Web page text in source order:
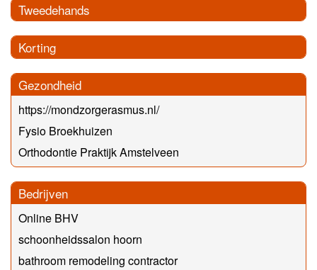
Tweedehands
Korting
Gezondheid
https://mondzorgerasmus.nl/
Fysio Broekhuizen
Orthodontie Praktijk Amstelveen
Bedrijven
Online BHV
schoonheidssalon hoorn
bathroom remodeling contractor